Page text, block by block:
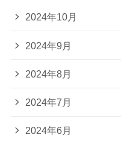
2024年10月
2024年9月
2024年8月
2024年7月
2024年6月